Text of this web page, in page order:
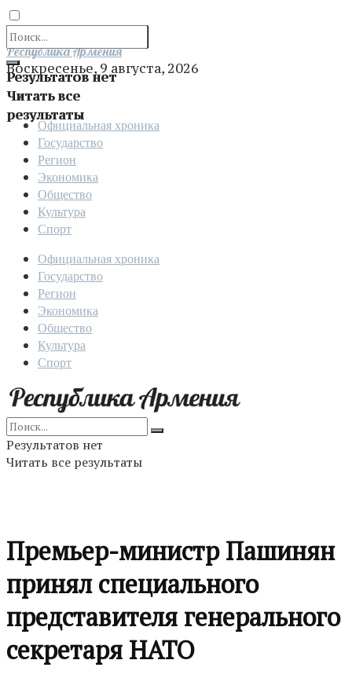
Результатов нет
Читать все
результаты
Отправить
Республика Армения
Воскресенье, 9 августа, 2026
Официальная хроника
Государство
Регион
Экономика
Общество
Культура
Спорт
Официальная хроника
Государство
Регион
Экономика
Общество
Культура
Спорт
Результатов нет
Читать все результаты
Премьер-министр Пашинян
принял специального
представителя генерального
секретаря НАТО